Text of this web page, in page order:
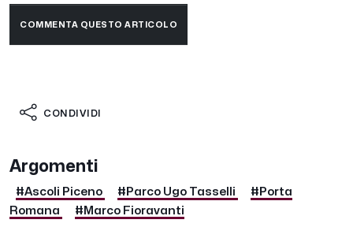
COMMENTA QUESTO ARTICOLO
CONDIVIDI
Argomenti
#Ascoli Piceno #Parco Ugo Tasselli
#Porta
Romana
#Marco Fioravanti